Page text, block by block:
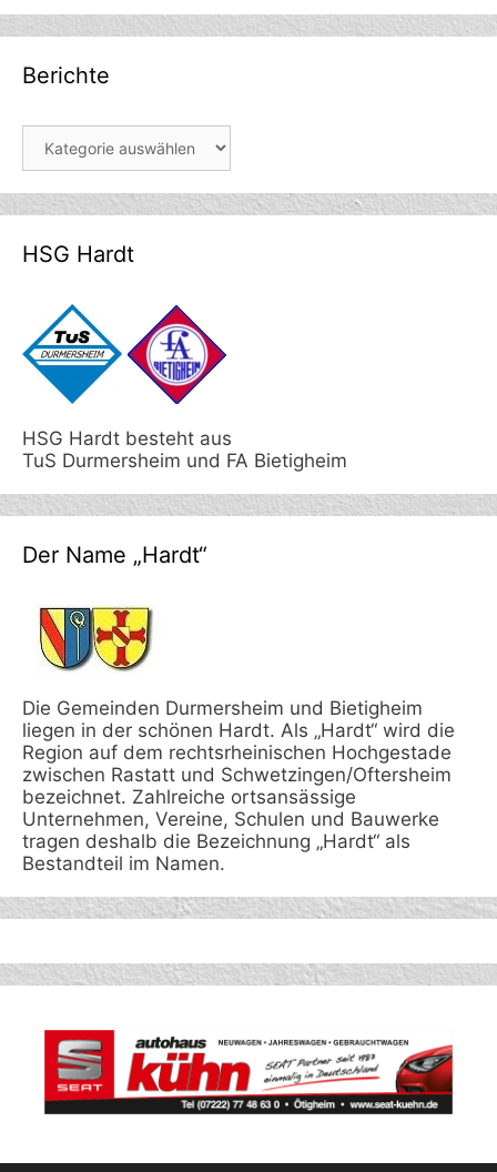
Berichte
HSG Hardt
HSG Hardt besteht aus
TuS Durmersheim und FA Bietigheim
Der Name „Hardt“
Die Gemeinden Durmersheim und Bietigheim
liegen in der schönen Hardt. Als „Hardt“ wird die
Region auf dem rechtsrheinischen Hochgestade
zwischen Rastatt und Schwetzingen/Oftersheim
bezeichnet. Zahlreiche ortsansässige
Unternehmen, Vereine, Schulen und Bauwerke
tragen deshalb die Bezeichnung „Hardt“ als
Bestandteil im Namen.